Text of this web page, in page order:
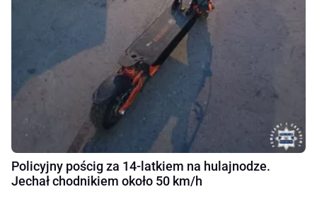
Policyjny pościg za 14-latkiem na hulajnodze.
Jechał chodnikiem około 50 km/h